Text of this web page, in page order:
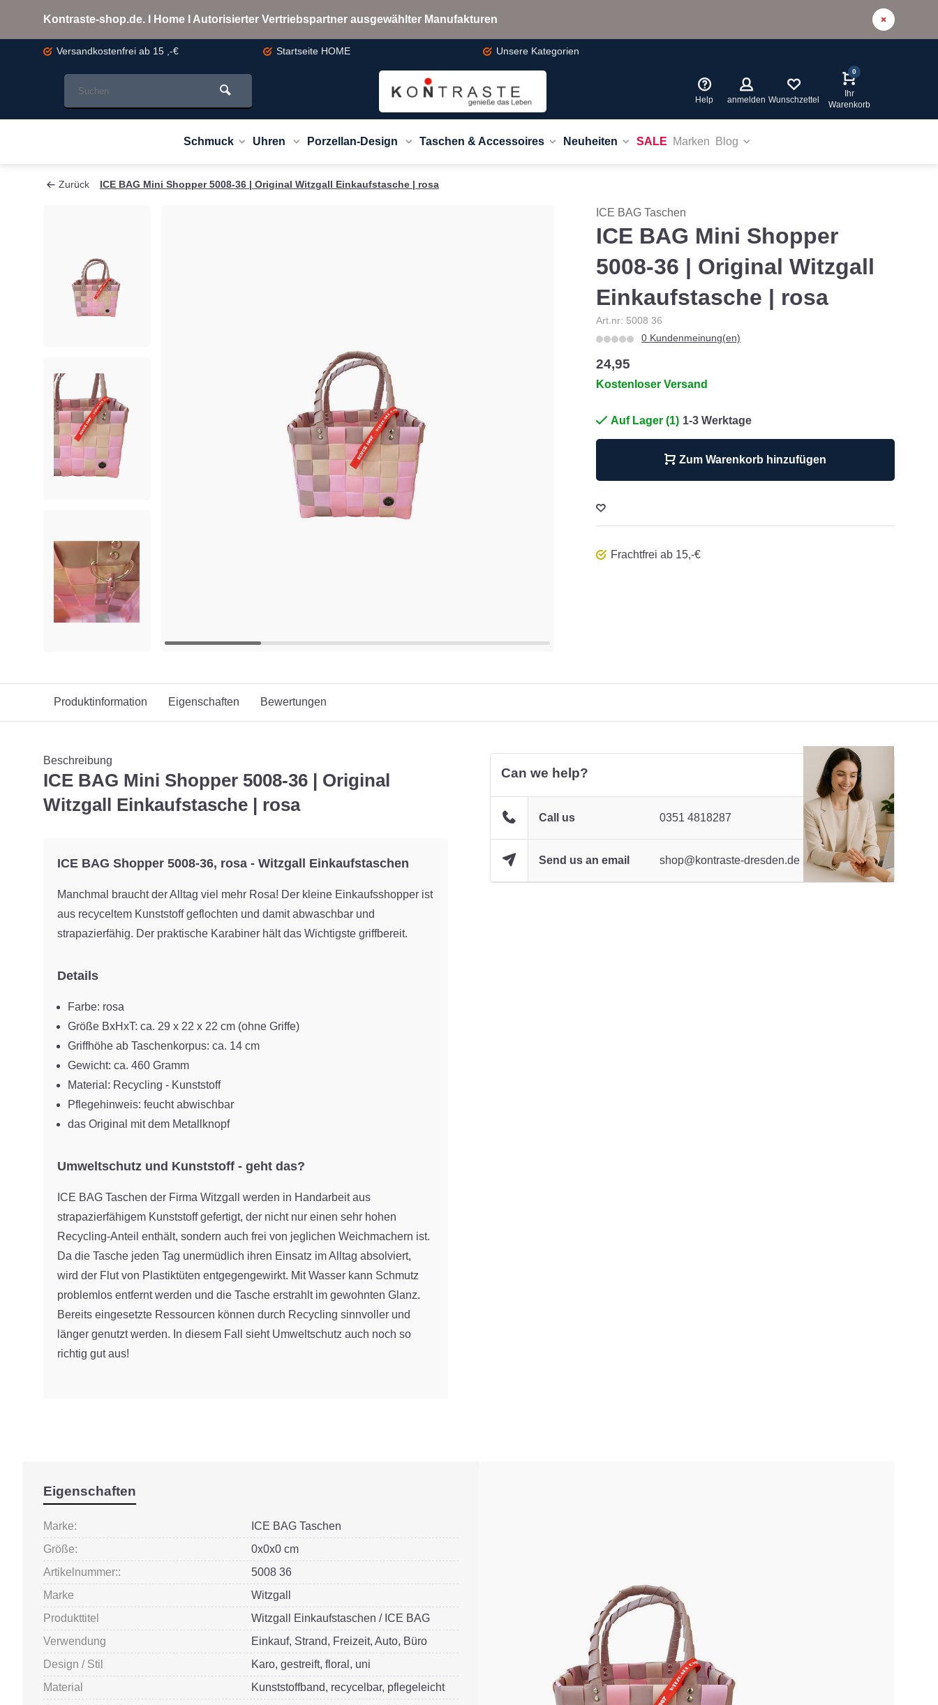
Kontraste-shop.de. I Home I Autorisierter Vertriebspartner ausgewählter Manufakturen
Versandkostenfrei ab 15 ,-€ Startseite HOME Unsere Kategorien
Help anmelden Wunschzettel
0
Ihr
Warenkorb
Schmuck Uhren Porzellan-Design Taschen & Accessoires Neuheiten SALE Marken Blog
Zurück ICE BAG Mini Shopper 5008-36 | Original Witzgall Einkaufstasche | rosa
ICE BAG Taschen
ICE BAG Mini Shopper
5008-36 | Original Witzgall
Einkaufstasche | rosa
Art.nr: 5008 36
0 Kundenmeinung(en)
24,95
Kostenloser Versand
Auf Lager (1) 1-3 Werktage
Zum Warenkorb hinzufügen
Frachtfrei ab 15,-€
Produktinformation Eigenschaften Bewertungen
Beschreibung
ICE BAG Mini Shopper 5008-36 | Original
Witzgall Einkaufstasche | rosa
ICE BAG Shopper 5008-36, rosa - Witzgall Einkaufstaschen
Manchmal braucht der Alltag viel mehr Rosa! Der kleine Einkaufsshopper ist
aus recyceltem Kunststoff geflochten und damit abwaschbar und
strapazierfähig. Der praktische Karabiner hält das Wichtigste griffbereit.
Details
Farbe: rosa
Größe BxHxT: ca. 29 x 22 x 22 cm (ohne Griffe)
Griffhöhe ab Taschenkorpus: ca. 14 cm
Gewicht: ca. 460 Gramm
Material: Recycling - Kunststoff
Pflegehinweis: feucht abwischbar
das Original mit dem Metallknopf
Umweltschutz und Kunststoff - geht das?
ICE BAG Taschen der Firma Witzgall werden in Handarbeit aus
strapazierfähigem Kunststoff gefertigt, der nicht nur einen sehr hohen
Recycling-Anteil enthält, sondern auch frei von jeglichen Weichmachern ist.
Da die Tasche jeden Tag unermüdlich ihren Einsatz im Alltag absolviert,
wird der Flut von Plastiktüten entgegengewirkt. Mit Wasser kann Schmutz
problemlos entfernt werden und die Tasche erstrahlt im gewohnten Glanz.
Bereits eingesetzte Ressourcen können durch Recycling sinnvoller und
länger genutzt werden. In diesem Fall sieht Umweltschutz auch noch so
richtig gut aus!
Can we help?
Call us 0351 4818287
Send us an email shop@kontraste-dresden.de
Eigenschaften
Marke:
ICE BAG Taschen
Größe:
0x0x0 cm
Artikelnummer::
5008 36
Marke
Witzgall
Produkttitel
Witzgall Einkaufstaschen / ICE BAG
Verwendung
Einkauf, Strand, Freizeit, Auto, Büro
Design / Stil
Karo, gestreift, floral, uni
Material
Kunststoffband, recycelbar, pflegeleicht